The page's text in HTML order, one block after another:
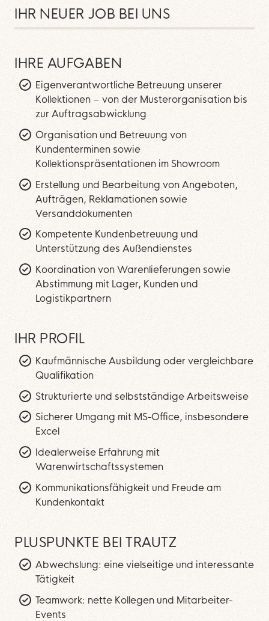
IHR NEUER JOB BEI UNS
IHRE AUFGABEN
Eigenverantwortliche Betreuung unserer
Kollektionen – von der Musterorganisation bis
zur Auftragsabwicklung
Organisation und Betreuung von
Kundenterminen sowie
Kollektionspräsentationen im Showroom
Erstellung und Bearbeitung von Angeboten,
Aufträgen, Reklamationen sowie
Versanddokumenten
Kompetente Kundenbetreuung und
Unterstützung des Außendienstes
Koordination von Warenlieferungen sowie
Abstimmung mit Lager, Kunden und
Logistikpartnern
IHR PROFIL
Kaufmännische Ausbildung oder vergleichbare
Qualifikation
Strukturierte und selbstständige Arbeitsweise
Sicherer Umgang mit MS-Office, insbesondere
Excel
Idealerweise Erfahrung mit
Warenwirtschaftssystemen
Kommunikationsfähigkeit und Freude am
Kundenkontakt
PLUSPUNKTE BEI TRAUTZ
Abwechslung: eine vielseitige und interessante
Tätigkeit
Teamwork: nette Kollegen und Mitarbeiter-
Events